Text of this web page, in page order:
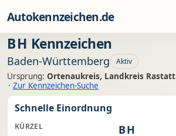
Autokennzeichen.de
BH Kennzeichen
Baden-Württemberg Aktiv
Ursprung: Ortenaukreis, Landkreis Rastatt
· Zur Kennzeichen-Suche
Schnelle Einordnung
KÜRZEL BH